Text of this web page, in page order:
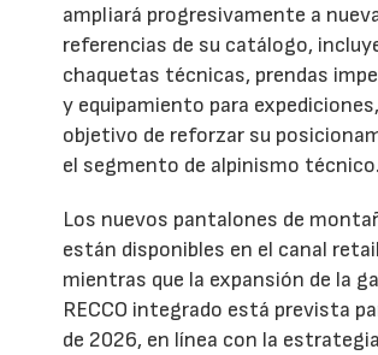
ampliará progresivamente a
referencias de su catálogo,
chaquetas técnicas, prendas
y equipamiento para
objetivo de reforzar su
el segmento de alpinismo técnico.
Los nuevos pantalones de
están disponibles en el canal
mientras que la expansión de la
RECCO integrado está prevista
de 2026, en línea con la